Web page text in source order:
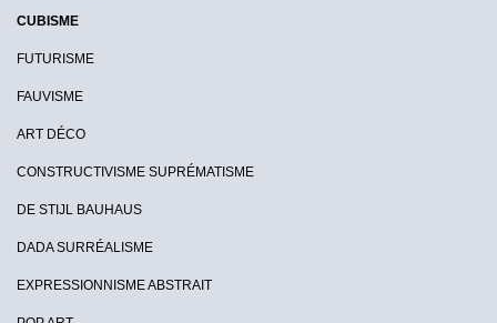
CUBISME
FUTURISME
FAUVISME
ART DÉCO
CONSTRUCTIVISME SUPRÉMATISME
DE STIJL BAUHAUS
DADA SURRÉALISME
EXPRESSIONNISME ABSTRAIT